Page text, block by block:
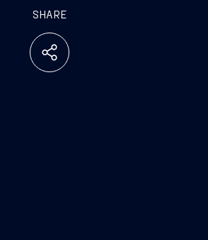
SHARE